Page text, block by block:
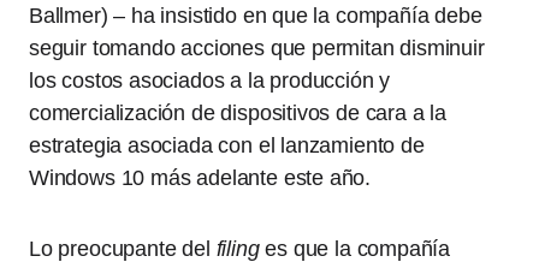
Ballmer) – ha insistido en que la compañía debe
seguir tomando acciones que permitan disminuir
los costos asociados a la producción y
comercialización de dispositivos de cara a la
estrategia asociada con el lanzamiento de
Windows 10 más adelante este año.
Lo preocupante del filinges que la compañía